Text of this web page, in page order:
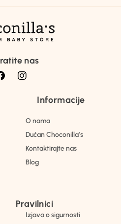
nas
Informacije
O nama
Dućan Choconilla’s
Kontaktirajte nas
Blog
Pravilnici
Izjava o sigurnosti